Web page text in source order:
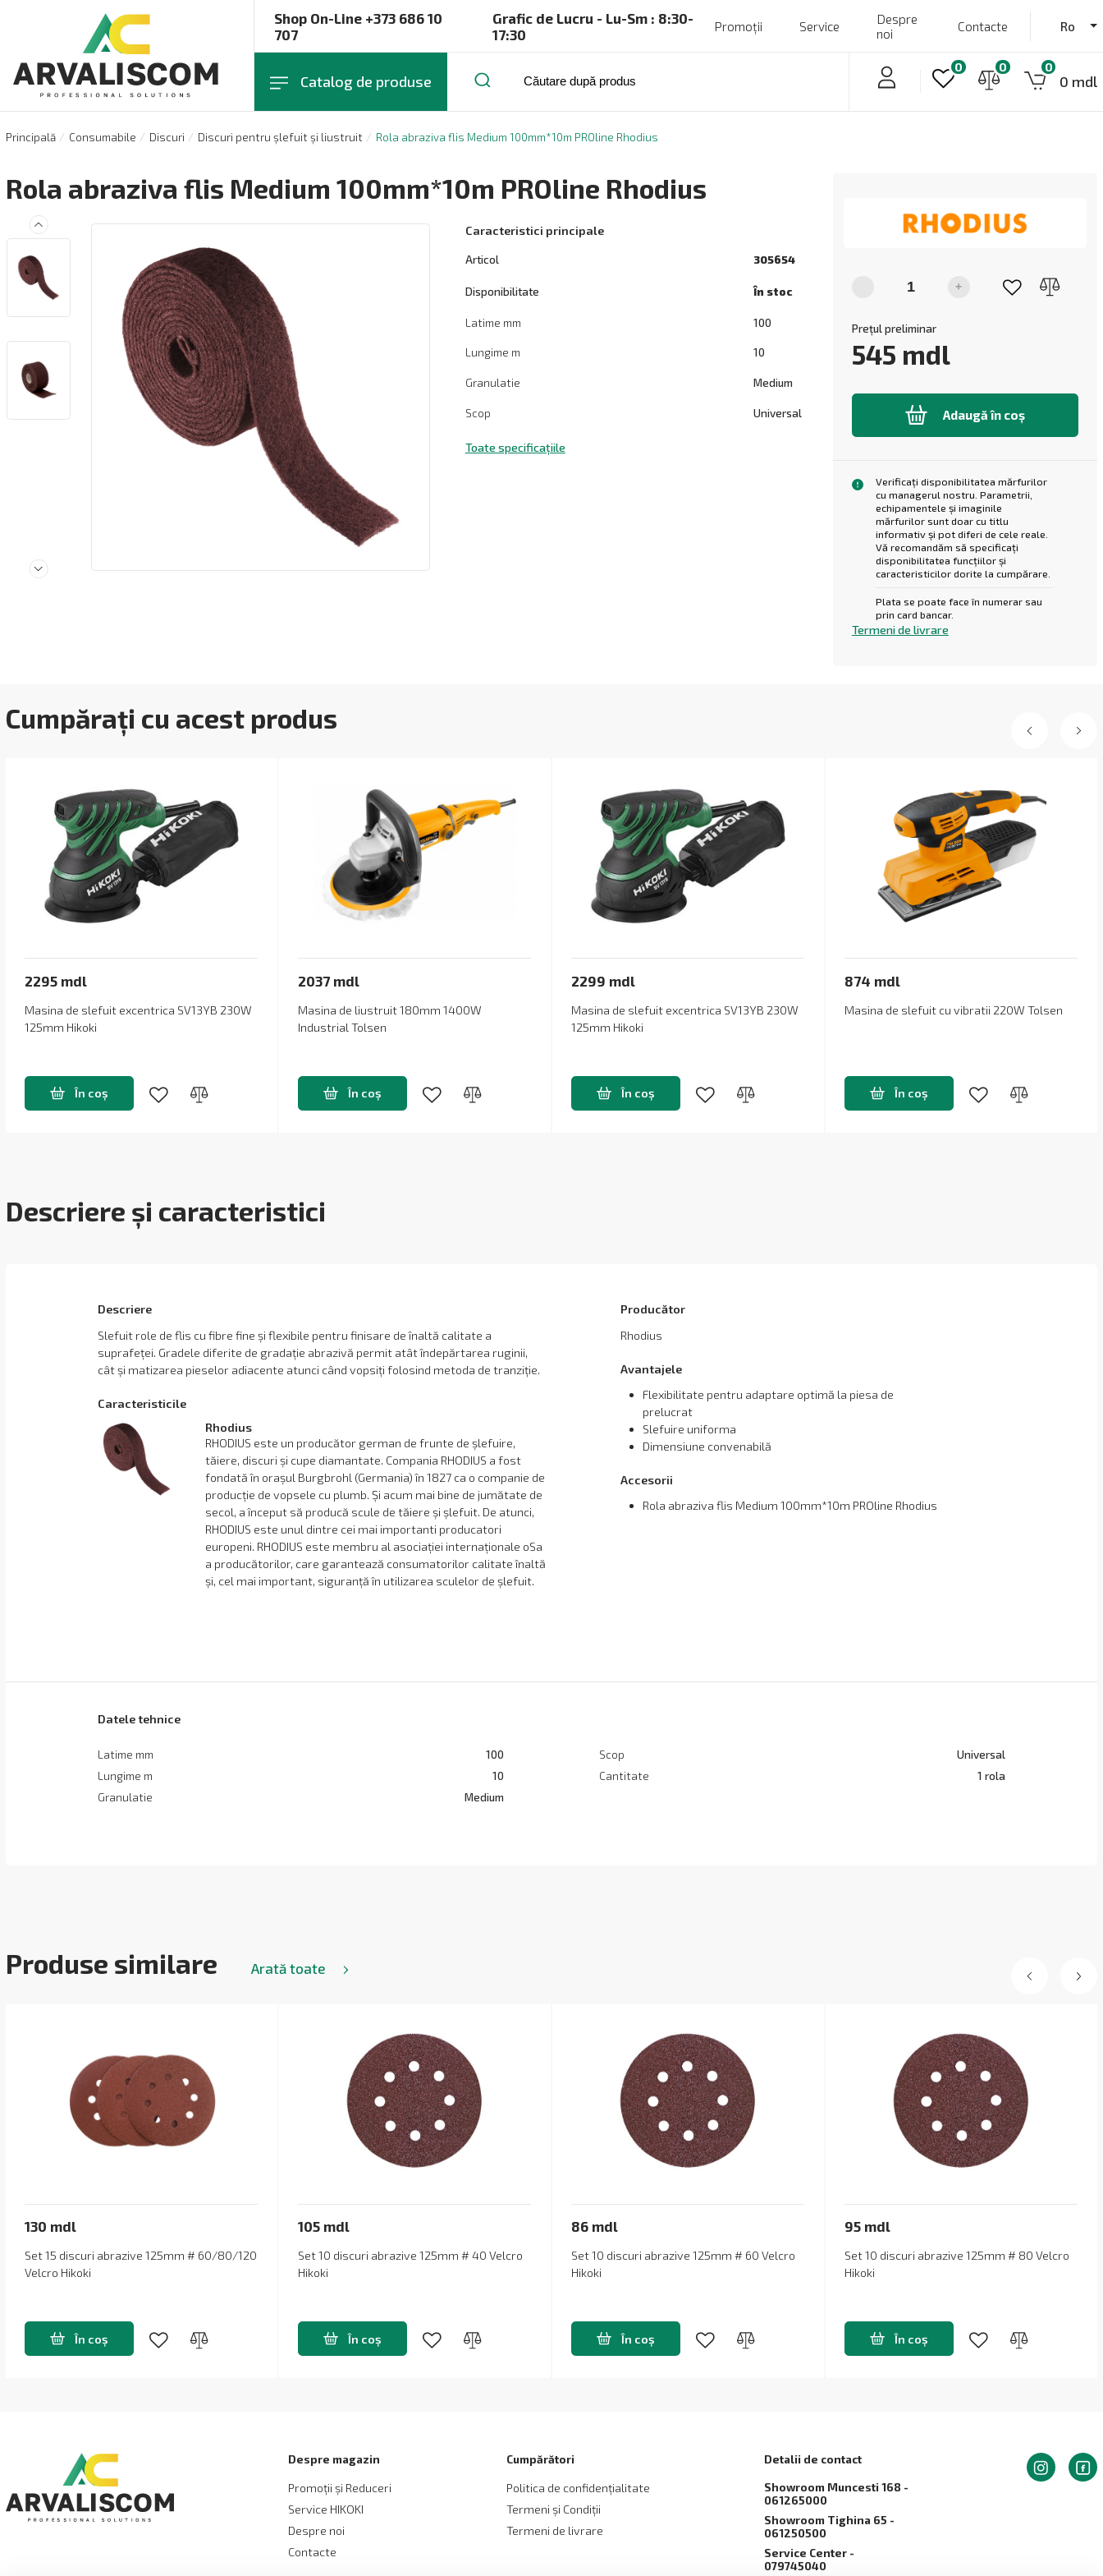
Shop On-Line +373 686 10
707
Grafic de Lucru - Lu-Sm : 8:30-
17:30
Promoții Service
Despre
noi
Contacte Ro
Catalog de produse
0 0 0
0 mdl
Principală Consumabile Discuri Discuri pentru șlefuit și liustruit Rola abraziva flis Medium 100mm*10m PROline Rhodius
Rola abraziva flis Medium 100mm*10m PROline Rhodius
Caracteristici principale
Articol 305654
Disponibilitate În stoc
Latime mm 100
Lungime m 10
Granulatie Medium
Scop Universal
Toate specificațiile
+
Prețul preliminar
545 mdl
Adaugă în coș
Verificați disponibilitatea mărfurilor
cu managerul nostru. Parametrii,
echipamentele și imaginile
mărfurilor sunt doar cu titlu
informativ și pot diferi de cele reale.
Vă recomandăm să specificați
disponibilitatea funcțiilor și
caracteristicilor dorite la cumpărare.
Plata se poate face în numerar sau
prin card bancar.
Termeni de livrare
Cumpărați cu acest produs
2295 mdl
Masina de slefuit excentrica SV13YB 230W
125mm Hikoki
În coș
2037 mdl
Masina de liustruit 180mm 1400W
Industrial Tolsen
În coș
2299 mdl
Masina de slefuit excentrica SV13YB 230W
125mm Hikoki
În coș
874 mdl
Masina de slefuit cu vibratii 220W Tolsen
În coș
Descriere și caracteristici
Descriere
Slefuit role de flis cu fibre fine și flexibile pentru finisare de înaltă calitate a
suprafeței. Gradele diferite de gradație abrazivă permit atât îndepărtarea ruginii,
cât și matizarea pieselor adiacente atunci când vopsiți folosind metoda de tranziție.
Сaracteristicile
Rhodius
RHODIUS este un producător german de frunte de șlefuire,
tăiere, discuri și cupe diamantate. Compania RHODIUS a fost
fondată în orașul Burgbrohl (Germania) în 1827 ca o companie de
producție de vopsele cu plumb. Și acum mai bine de jumătate de
secol, a început să producă scule de tăiere și șlefuit. De atunci,
RHODIUS este unul dintre cei mai importanti producatori
europeni. RHODIUS este membru al asociației internaționale oSa
a producătorilor, care garantează consumatorilor calitate înaltă
și, cel mai important, siguranță în utilizarea sculelor de șlefuit.
Producător
Rhodius
Avantajele
Flexibilitate pentru adaptare optimă la piesa de
prelucrat
Slefuire uniforma
Dimensiune convenabilă
Accesorii
Rola abraziva flis Medium 100mm*10m PROline Rhodius
Datele tehnice
Latime mm
100
Lungime m
10
Granulatie
Medium
Scop
Universal
Cantitate
1 rola
Produse similare Arată toate
130 mdl
Set 15 discuri abrazive 125mm # 60/80/120
Velcro Hikoki
În coș
105 mdl
Set 10 discuri abrazive 125mm # 40 Velcro
Hikoki
În coș
86 mdl
Set 10 discuri abrazive 125mm # 60 Velcro
Hikoki
În coș
95 mdl
Set 10 discuri abrazive 125mm # 80 Velcro
Hikoki
În coș
Despre magazin
Promoții și Reduceri
Service HIKOKI
Despre noi
Contacte
Cumpărători
Politica de confidențialitate
Termeni și Сondiții
Termeni de livrare
Detalii de contact
Showroom Muncesti 168 -
061265000
Showroom Tighina 65 -
061250500
Service Сenter -
079745040